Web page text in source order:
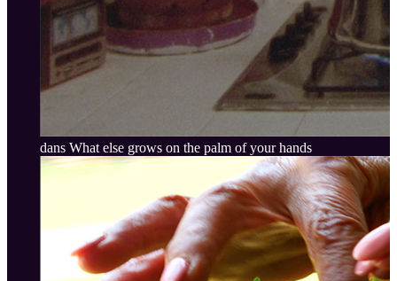
dans What else grows on the palm of your hands